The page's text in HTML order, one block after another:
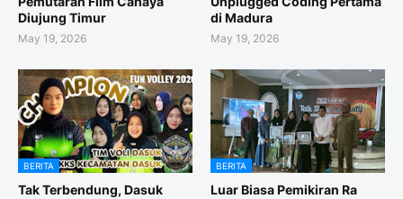
Diujung Timur
May 19, 2026
di Madura
May 19, 2026
BERITA
Tak Terbendung, Dasuk
BERITA
Luar Biasa Pemikiran Ra